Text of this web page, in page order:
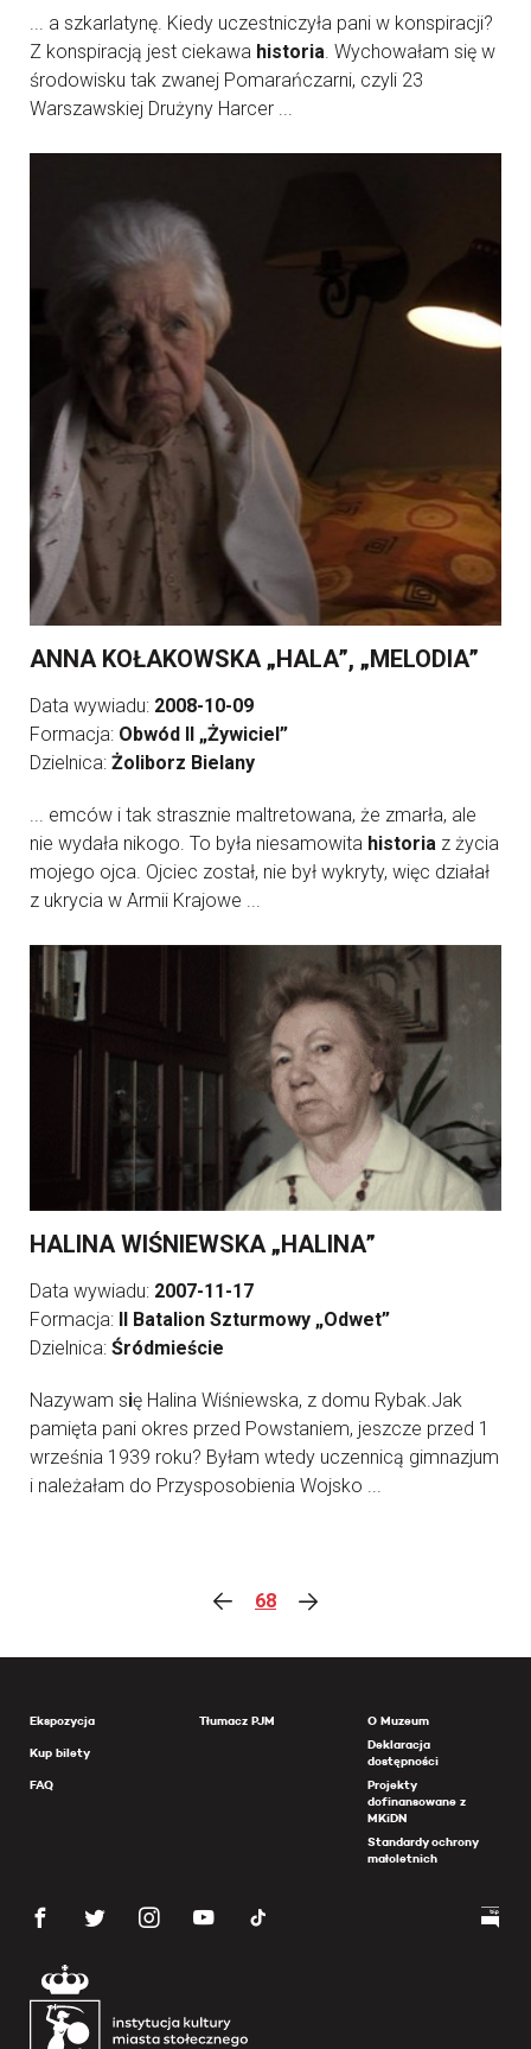
... a szkarlatynę. Kiedy uczestniczyła pani w konspiracji?
Z konspiracją jest ciekawa historia. Wychowałam się w
środowisku tak zwanej Pomarańczarni, czyli 23
Warszawskiej Drużyny Harcer ...
ANNA KOŁAKOWSKA „HALA”, „MELODIA”
Data wywiadu: 2008-10-09
Formacja: Obwód II „Żywiciel”
Dzielnica: Żoliborz Bielany
... emców i tak strasznie maltretowana, że zmarła, ale
nie wydała nikogo. To była niesamowita historia z życia
mojego ojca. Ojciec został, nie był wykryty, więc działał
z ukrycia w Armii Krajowe ...
HALINA WIŚNIEWSKA „HALINA”
Data wywiadu: 2007-11-17
Formacja:
II Batalion Szturmowy „Odwet”
Dzielnica: Śródmieście
Nazywam się Halina Wiśniewska, z domu Rybak.Jak
pamięta pani okres przed Powstaniem, jeszcze przed 1
września 1939 roku? Byłam wtedy uczennicą gimnazjum
i należałam do Przysposobienia Wojsko ...
68
Ekspozycja
Kup bilety
FAQ
Tłumacz PJM
O Muzeum
Deklaracja
dostępności
Projekty
dofinansowane z
MKiDN
Standardy ochrony
małoletnich